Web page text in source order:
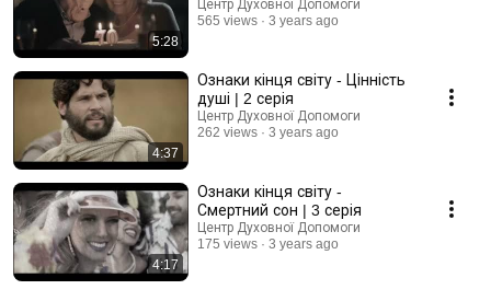
5:28
Центр Духовної Допомоги
565 views
3 years ago
4:37
Ознаки кінця світу - Цінність
душі | 2 серія
Центр Духовної Допомоги
262 views
3 years ago
4:17
Ознаки кінця світу -
Смертний сон | 3 серія
Центр Духовної Допомоги
175 views
3 years ago